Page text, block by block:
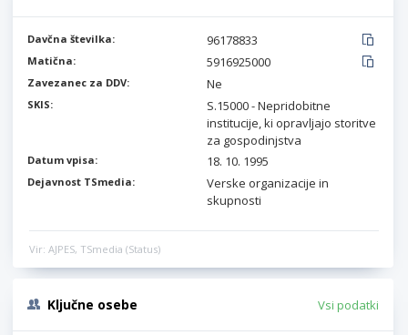
Davčna številka: 96178833
Matična: 5916925000
Zavezanec za DDV: Ne
SKIS:
S.15000 - Nepridobitne
institucije, ki opravljajo storitve
za gospodinjstva
Datum vpisa: 18. 10. 1995
Dejavnost TSmedia:
Verske organizacije in
skupnosti
Vir: AJPES, TSmedia (Status)
Ključne osebe Vsi podatki